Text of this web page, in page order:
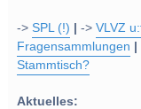
->SPL (!) ->VLVZ
Fragensammlungen
Stammtisch?
Aktuelles: